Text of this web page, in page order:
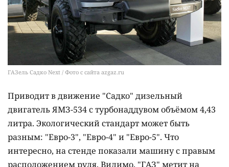
ГАЗель Садко Next / Фото с сайта azgaz.ru
Приводит в движение "Садко" дизельный
двигатель ЯМЗ-534 с турбонаддувом объёмом 4,43
литра. Экологический стандарт может быть
разным: "Евро-3", "Евро-4" и "Евро-5". Что
интересно, на стенде показали машину с правым
расположением руля. Видимо, "ГАЗ" метит на